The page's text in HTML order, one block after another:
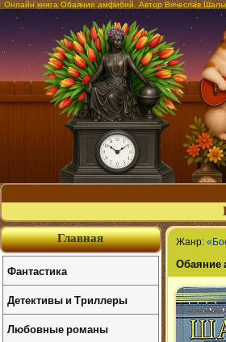
Онлайн книга Обаяние амфибий. Автор Вячеслав
Жанр:
Обаяние
Главная
Фантастика
Детективы и Триллеры
Любовные романы